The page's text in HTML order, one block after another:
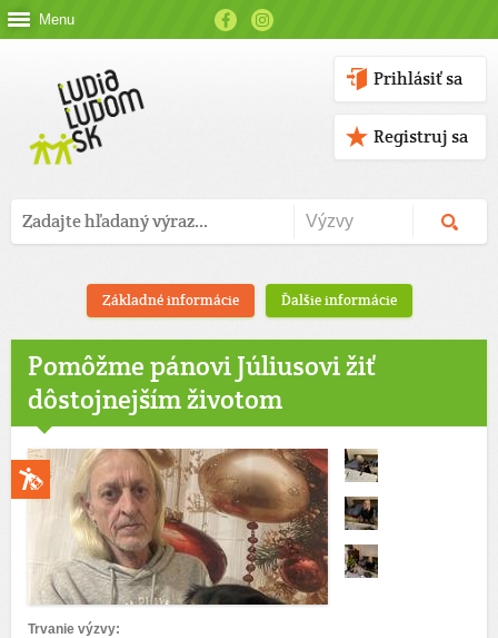
Menu
Prihlásiť sa
Registruj sa
Základné informácie Ďalšie informácie
Pomôžme pánovi Júliusovi žiť
dôstojnejším životom
Trvanie výzvy: